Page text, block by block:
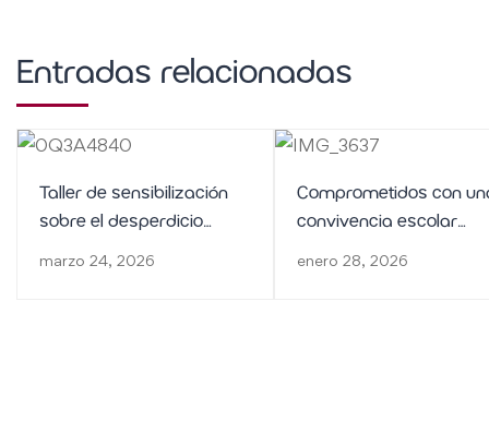
Entradas relacionadas
Taller de sensibilización
sobre el desperdicio
alimentario en 1º de ESO
marzo 24, 2026
Comprometidos con
convivencia escolar
positiva y segura
enero 28, 2026